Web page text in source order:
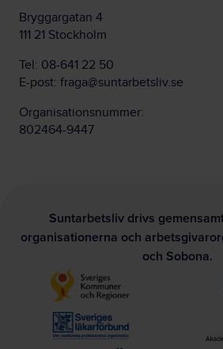
Bryggargatan 4
111 21 Stockholm
Tel: 08-641 22 50
E-post: fraga@suntarbetsliv.se
Organisationsnummer:
802464-9447
Suntarbetsliv drivs
organisationerna och
och Sobona.